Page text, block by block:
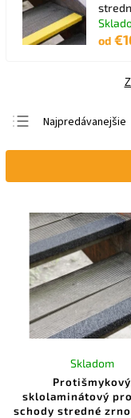
od
Najlacnejšie
Najpredávanejšie
Protišmykový
sklolaminátový
schody stredné
Skladom